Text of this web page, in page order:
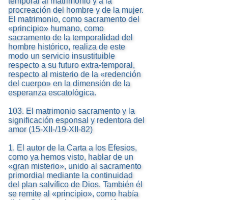
procreación del hombre y de la mujer.
El matrimonio, como sacramento del
«principio» humano, como
sacramento de la temporalidad del
hombre histórico, realiza de este
modo un servicio insustituible
respecto a su futuro extra-temporal,
respecto al misterio de la «redención
del cuerpo» en la dimensión de la
esperanza escatológica.
103. El matrimonio sacramento y la
significación esponsal y redentora del
amor (15-XII-/19-XII-82)
1. El autor de la Carta a los Efesios,
como ya hemos visto, hablar de un
«gran misterio», unido al sacramento
primordial mediante la continuidad
del plan salvífico de Dios. También él
se remite al «principio», como había